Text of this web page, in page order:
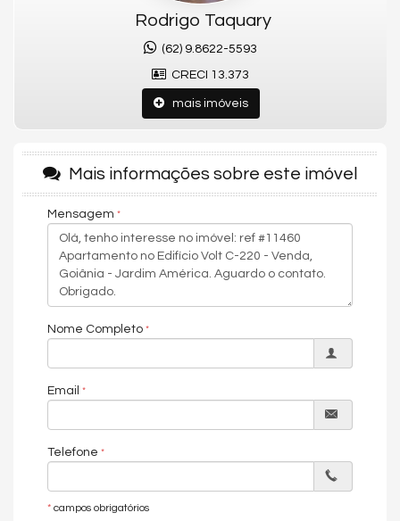
Lazer e infraestrutura
Piscina | Academia equipada | Coworking | Espaço gourmet |
Salão de festas | Lavanderia compartilhada | Minimercado |
Sala de jogos | Pet place | Bicicletário | Lockers inteligentes |
ampla rede de serviços, gastronomia e mobilidade estratégica.
Agende sua visita no Volt C-220.
Goiânia.
Valores e disponibilidade podem ser alterados sem aviso
Características do Imóvel
Cozinha Americana
Piscina
Espaço Gourmet
Portaria 24h
Endereço:
Rodrigo Taquary
(62) 9.8622-5593
CRECI 13.373
mais imóveis
Mais informações sobre este imóvel
Mensagem
Nome Completo
Email
Telefone
* campos obrigatórios